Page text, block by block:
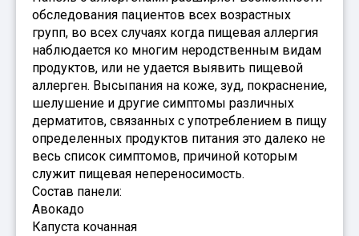
обследования пациентов всех возрастных
групп, во всех случаях когда пищевая аллергия
наблюдается ко многим неродственным видам
продуктов, или не удается выявить пищевой
аллерген. Высыпания на коже, зуд, покраснение,
шелушение и другие симптомы различных
дерматитов, связанных с употреблением в пищу
определенных продуктов питания это далеко не
весь список симптомов, причиной которым
служит пищевая непереносимость.
Состав панели:
Авокадо
Капуста кочанная